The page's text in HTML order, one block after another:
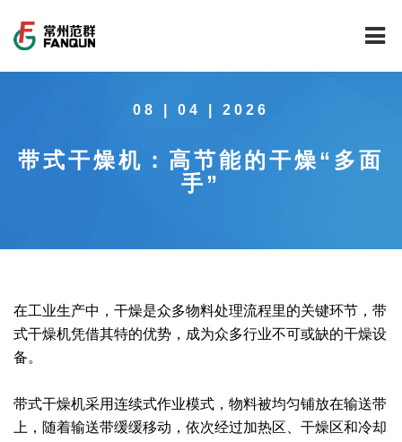
范群文化
公司大事记
回转圆筒干燥焙烧系列
气流干燥系列
带式干燥焙烧系列
制药行业
食品行业
化工行业
工程实验室
工程技术中心
新闻中心
范群新闻
技术专栏
服务中心
全球契约组织成员
绿色发展
08 | 04 | 2026
带式干燥机：高节能的干燥“多面
手”
在工业生产中，干燥是众多物料处理流程里的关键环节，带
式干燥机凭借其特的优势，成为众多行业不可或缺的干燥设
备。
带式干燥机采用连续式作业模式，物料被均匀铺放在输送带
上，随着输送带缓缓移动，依次经过加热区、干燥区和冷却